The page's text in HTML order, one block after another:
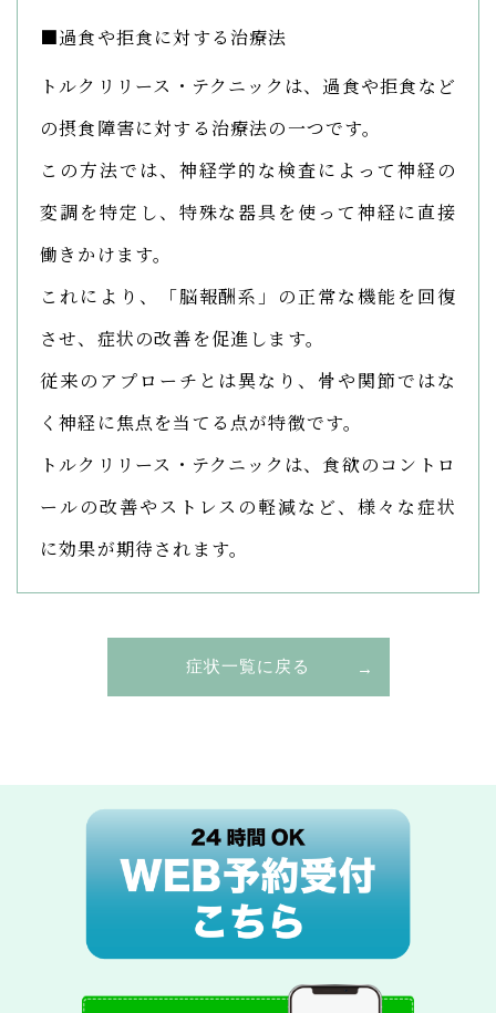
■過食や拒食に対する治療法
トルクリリース・テクニックは、過食や拒食など
の摂食障害に対する治療法の一つです。
この方法では、神経学的な検査によって神経の
変調を特定し、特殊な器具を使って神経に直接
働きかけます。
これにより、「脳報酬系」の正常な機能を回復
させ、症状の改善を促進します。
従来のアプローチとは異なり、骨や関節ではな
く神経に焦点を当てる点が特徴です。
トルクリリース・テクニックは、食欲のコントロ
ールの改善やストレスの軽減など、様々な症状
に効果が期待されます。
症状一覧に戻る